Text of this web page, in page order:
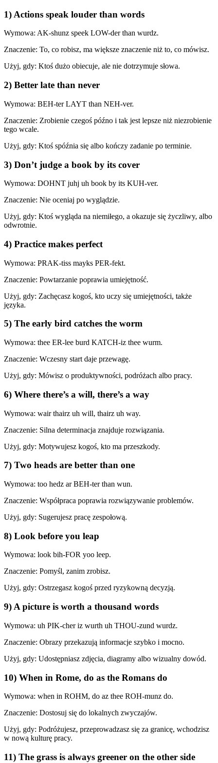
1) Actions speak louder than words
Wymowa: AK-shunz speek LOW-der than wurdz.
Znaczenie: To, co robisz, ma większe znaczenie niż to, co mówisz.
Użyj, gdy: Ktoś dużo obiecuje, ale nie dotrzymuje słowa.
2) Better late than never
Wymowa: BEH-ter LAYT than NEH-ver.
Znaczenie: Zrobienie czegoś późno i tak jest lepsze niż niezrobienie
tego wcale.
Użyj, gdy: Ktoś spóźnia się albo kończy zadanie po terminie.
3) Don’t judge a book by its cover
Wymowa: DOHNT juhj uh book by its KUH-ver.
Znaczenie: Nie oceniaj po wyglądzie.
Użyj, gdy: Ktoś wygląda na niemiłego, a okazuje się życzliwy, albo
odwrotnie.
4) Practice makes perfect
Wymowa: PRAK-tiss mayks PER-fekt.
Znaczenie: Powtarzanie poprawia umiejętność.
Użyj, gdy: Zachęcasz kogoś, kto uczy się umiejętności, także
języka.
5) The early bird catches the worm
Wymowa: thee ER-lee burd KATCH-iz thee wurm.
Znaczenie: Wczesny start daje przewagę.
Użyj, gdy: Mówisz o produktywności, podróżach albo pracy.
6) Where there’s a will, there’s a way
Wymowa: wair thairz uh will, thairz uh way.
Znaczenie: Silna determinacja znajduje rozwiązania.
Użyj, gdy: Motywujesz kogoś, kto ma przeszkody.
7) Two heads are better than one
Wymowa: too hedz ar BEH-ter than wun.
Znaczenie: Współpraca poprawia rozwiązywanie problemów.
Użyj, gdy: Sugerujesz pracę zespołową.
8) Look before you leap
Wymowa: look bih-FOR yoo leep.
Znaczenie: Pomyśl, zanim zrobisz.
Użyj, gdy: Ostrzegasz kogoś przed ryzykowną decyzją.
9) A picture is worth a thousand words
Wymowa: uh PIK-cher iz wurth uh THOU-zund wurdz.
Znaczenie: Obrazy przekazują informacje szybko i mocno.
Użyj, gdy: Udostępniasz zdjęcia, diagramy albo wizualny dowód.
10) When in Rome, do as the Romans do
Wymowa: when in ROHM, do az thee ROH-munz do.
Znaczenie: Dostosuj się do lokalnych zwyczajów.
Użyj, gdy: Podróżujesz, przeprowadzasz się za granicę, wchodzisz
w nową kulturę pracy.
11) The grass is always greener on the other side